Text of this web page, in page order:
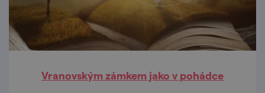
Vranovským zámkem jako v pohádce